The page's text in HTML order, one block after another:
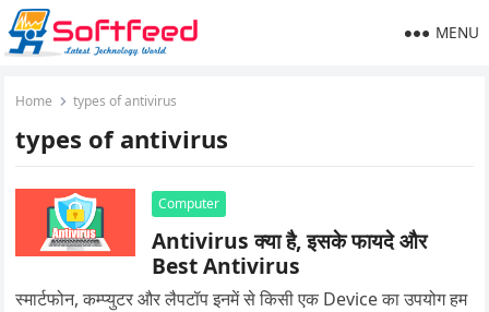
MENU
Home types of antivirus
types of antivirus
Computer
Antivirus क्या है, इसके फायदे और
Best Antivirus
स्मार्टफोन, कम्प्युटर और लैपटॉप इनमें से किसी एक Device का उपयोग हम